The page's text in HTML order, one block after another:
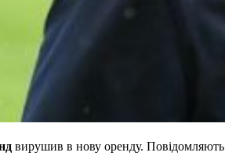
вирушив в нову оренду. Повідомляють